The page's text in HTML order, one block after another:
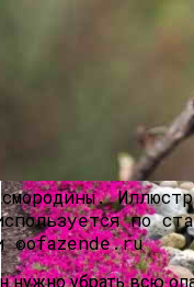
Быстрорастущий
Выбираем
смородины.
по
©ofazende.ru
нужно убрать всю